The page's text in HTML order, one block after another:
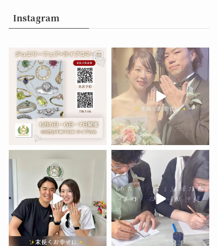
Instagram